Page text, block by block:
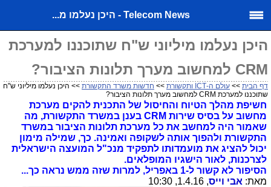
Telecom News - היכן נעלמו מ...
היכן נעלמו מיליוני ש"ח שתוכננו למערכת
CRM למחשוב מערך תלונות הציבור?
דף הבית >> עולם ה-ICT ותקשורת >> חדשות משרד התקשורת >> היכן נעלמו מיליוני ש"ח
שתוכננו למערכת CRM למחשוב מערך תלונות הציבור?
חשיפת מהלך הטיוח והחיסול של התכנית להקים מערכת
מחשוב על בסיס שירות CRM בענן במשרד התקשורת, מה
שאמור היה למחשב את כל מערכת תלונות הציבור במשרד
התקשורת ולהפוך אותה לשקופה ואמינה. כך, שמילה מימון
יכול להציג את מועמדותו לתפקיד מנכ"ל המועצה הישראלית
לצרכנות, לאור הישגיו המופלאים.
הסיפור לא קשור ל-1 באפריל, למרות שזה ממש נראה כך...
מאת: אבי וייס, 1.4.16, 10:30